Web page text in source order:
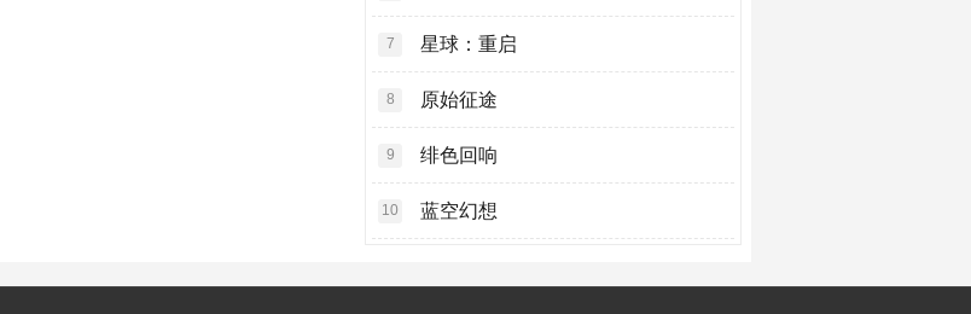
7 星球：重启
8 原始征途
9 绯色回响
10 蓝空幻想